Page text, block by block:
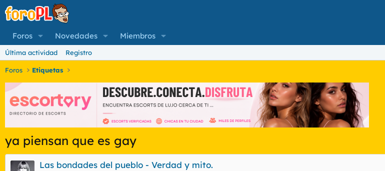
Foros Novedades Miembros
Última actividad Registro
Foros Etiquetas
ya piensan que es gay
Las bondades del pueblo - Verdad y mito.